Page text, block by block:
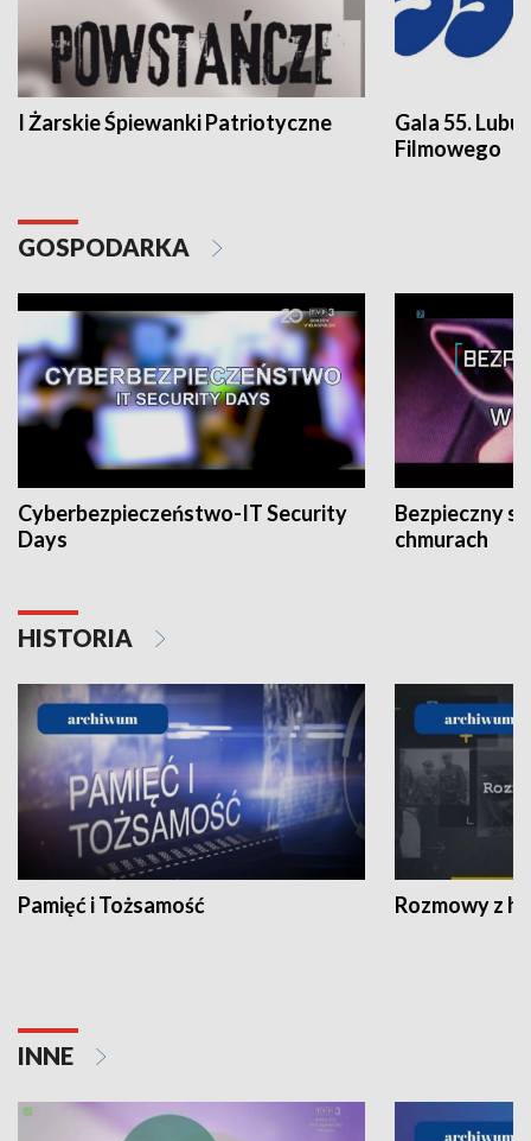
I Żarskie Śpiewanki Patriotyczne
Gala 55.
Filmowego
GOSPODARKA
Cyberbezpieczeństwo-IT Security
Days
Bezpieczny
chmurach
HISTORIA
Pamięć i Tożsamość Rozmowy z
INNE